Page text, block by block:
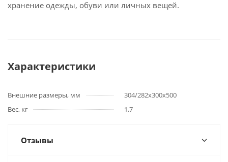
хранение одежды, обуви или личных вещей.
Характеристики
Внешние размеры, мм
304/282x300x500
Вес, кг
1,7
Отзывы